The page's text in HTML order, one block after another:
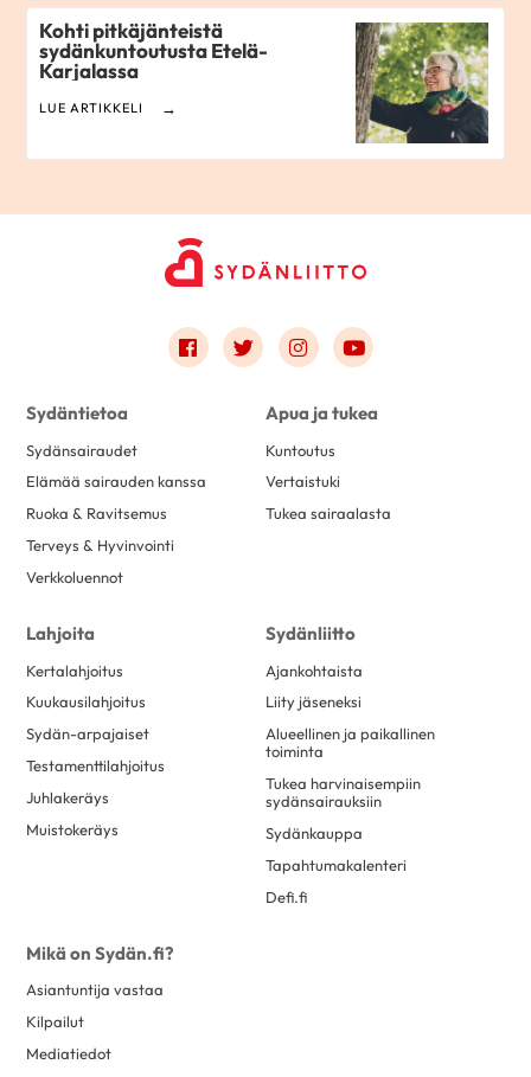
Kohti pitkäjänteistä
sydänkuntoutusta Etelä-
Karjalassa
LUE ARTIKKELI
Link to facebook
Link to twitter
Link to instagram
Link to youtube
Sydäntietoa
Sydänsairaudet
Elämää sairauden kanssa
Ruoka & Ravitsemus
Terveys & Hyvinvointi
Verkkoluennot
Apua ja tukea
Kuntoutus
Vertaistuki
Tukea sairaalasta
Lahjoita
Kertalahjoitus
Kuukausilahjoitus
Sydän-arpajaiset
Testamenttilahjoitus
Juhlakeräys
Muistokeräys
Sydänliitto
Ajankohtaista
Liity jäseneksi
Alueellinen ja paikallinen
toiminta
Tukea harvinaisempiin
sydänsairauksiin
Sydänkauppa
Tapahtumakalenteri
Defi.fi
Mikä on Sydän.fi?
Asiantuntija vastaa
Kilpailut
Mediatiedot